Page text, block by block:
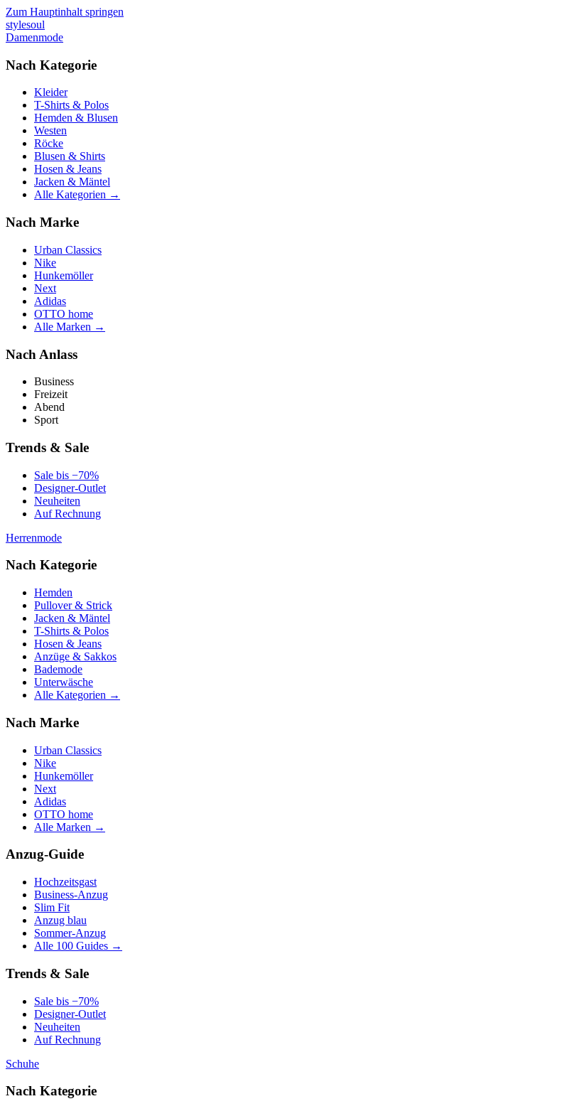
Zum Hauptinhalt springen
stylesoul
Damenmode
Nach Kategorie
Kleider
T-Shirts & Polos
Hemden & Blusen
Westen
Röcke
Blusen & Shirts
Hosen & Jeans
Jacken & Mäntel
Alle Kategorien →
Nach Marke
Urban Classics
Nike
Hunkemöller
Next
Adidas
OTTO home
Alle Marken →
Nach Anlass
Business
Freizeit
Abend
Sport
Trends & Sale
Sale bis −70%
Designer-Outlet
Neuheiten
Auf Rechnung
Herrenmode
Nach Kategorie
Hemden
Pullover & Strick
Jacken & Mäntel
T-Shirts & Polos
Hosen & Jeans
Anzüge & Sakkos
Bademode
Unterwäsche
Alle Kategorien →
Nach Marke
Urban Classics
Nike
Hunkemöller
Next
Adidas
OTTO home
Alle Marken →
Anzug-Guide
Hochzeitsgast
Business-Anzug
Slim Fit
Anzug blau
Sommer-Anzug
Alle 100 Guides →
Trends & Sale
Sale bis −70%
Designer-Outlet
Neuheiten
Auf Rechnung
Schuhe
Nach Kategorie